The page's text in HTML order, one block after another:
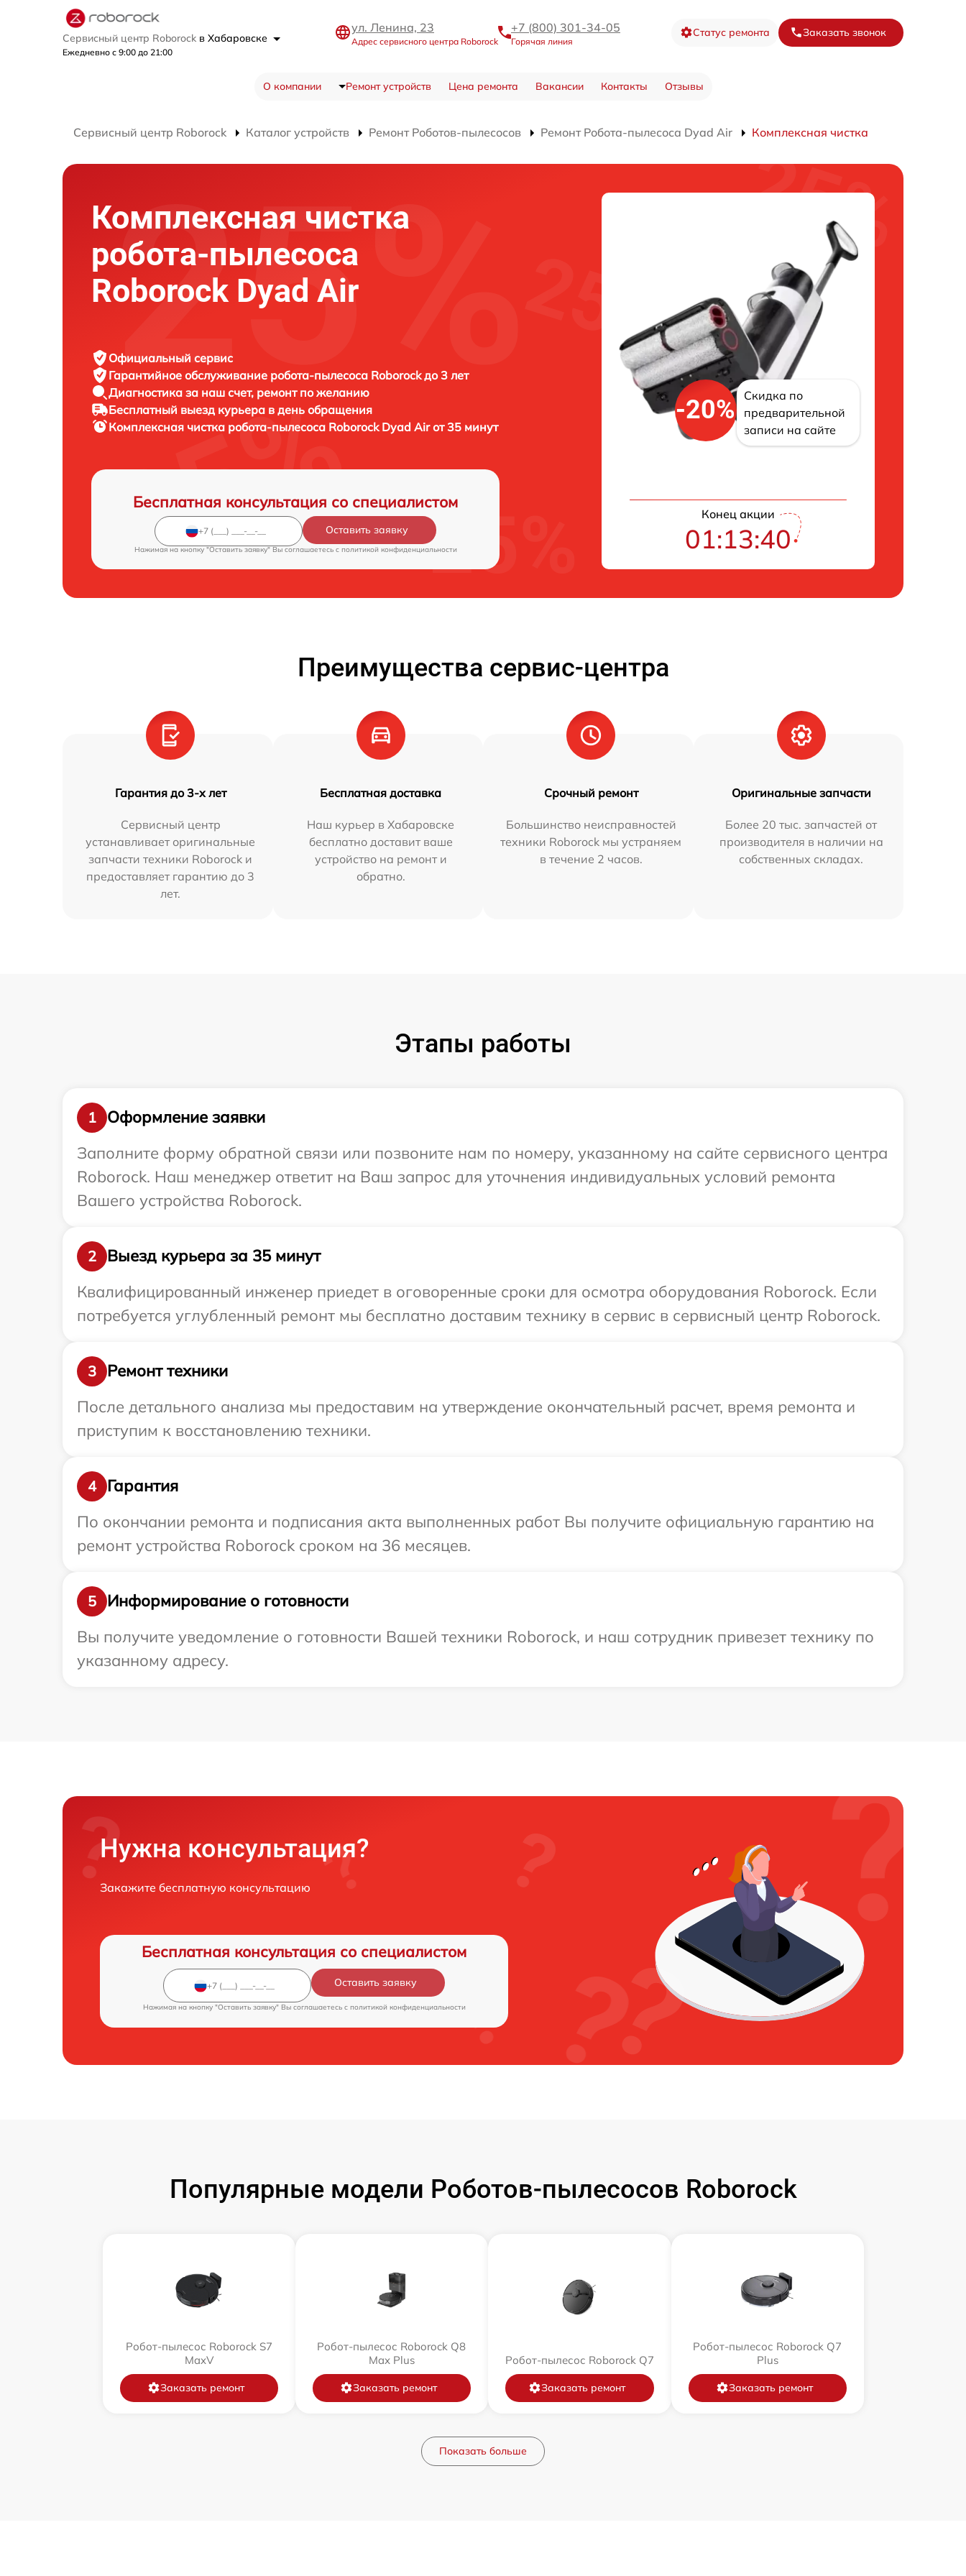
Сервисный центр Roborock в Хабаровске
Ежедневно с 9:00 до 21:00
ул. Ленина, 23
Адрес сервисного центра Roborock
+7 (800) 301-34-05
Горячая линия
Статус ремонта Заказать звонок
О компании Ремонт устройств Цена ремонта Вакансии Контакты Отзывы
Сервисный центр Roborock Каталог устройств Ремонт Роботов-пылесосов Ремонт Робота-пылесоса Dyad Air Комплексная чистка
Комплексная чистка
робота-пылесоса
Roborock Dyad Air
Официальный сервис
Гарантийное обслуживание робота-пылесоса Roborock до 3 лет
Диагностика за наш счет, ремонт по желанию
Бесплатный выезд курьера в день обращения
Комплексная чистка робота-пылесоса Roborock Dyad Air от 35 минут
Бесплатная консультация со специалистом
Оставить заявку
Нажимая на кнопку "Оставить заявку" Вы соглашаетесь c политикой конфиденциальности
-20%
Скидка по
предварительной
записи на сайте
Конец акции
01:13:39
Преимущества сервис-центра
Гарантия до 3-х лет
Сервисный центр
устанавливает оригинальные
запчасти техники Roborock и
предоставляет гарантию до 3
лет.
Бесплатная доставка
Наш курьер в Хабаровске
бесплатно доставит ваше
устройство на ремонт и
обратно.
Срочный ремонт
Большинство неисправностей
техники Roborock мы устраняем
в течение 2 часов.
Оригинальные запчасти
Более 20 тыс. запчастей от
производителя в наличии на
собственных складах.
Этапы работы
1
Оформление заявки
Заполните форму обратной связи или позвоните нам по номеру, указанному на сайте сервисного центра
Roborock. Наш менеджер ответит на Ваш запрос для уточнения индивидуальных условий ремонта
Вашего устройства Roborock.
2
Выезд курьера за 35 минут
Квалифицированный инженер приедет в оговоренные сроки для осмотра оборудования Roborock. Если
потребуется углубленный ремонт мы бесплатно доставим технику в сервис в сервисный центр Roborock.
3
Ремонт техники
После детального анализа мы предоставим на утверждение окончательный расчет, время ремонта и
приступим к восстановлению техники.
4
Гарантия
По окончании ремонта и подписания акта выполненных работ Вы получите официальную гарантию на
ремонт устройства Roborock сроком на 36 месяцев.
5
Информирование о готовности
Вы получите уведомление о готовности Вашей техники Roborock, и наш сотрудник привезет технику по
указанному адресу.
Нужна консультация?
Закажите бесплатную консультацию
Бесплатная консультация со специалистом
Оставить заявку
Нажимая на кнопку "Оставить заявку" Вы соглашаетесь c политикой конфиденциальности
Популярные модели Роботов-пылесосов Roborock
Робот-пылесос Roborock S7
MaxV
Заказать ремонт
Робот-пылесос Roborock Q8
Max Plus
Заказать ремонт
Робот-пылесос Roborock Q7
Заказать ремонт
Робот-пылесос Roborock Q7
Plus
Заказать ремонт
Показать больше